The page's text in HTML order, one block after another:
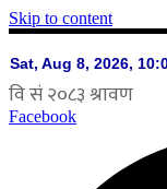
Skip to content
Facebook